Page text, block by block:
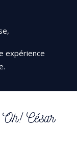
expérience
Oh! César